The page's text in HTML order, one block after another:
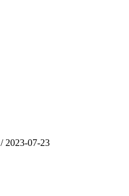
/ 2023-07-23